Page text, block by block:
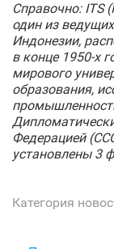
Справочно: ITS
один из
Индонезии,
в конце 1950-х
мирового
образования,
Федерацией
установлены 3
Категория